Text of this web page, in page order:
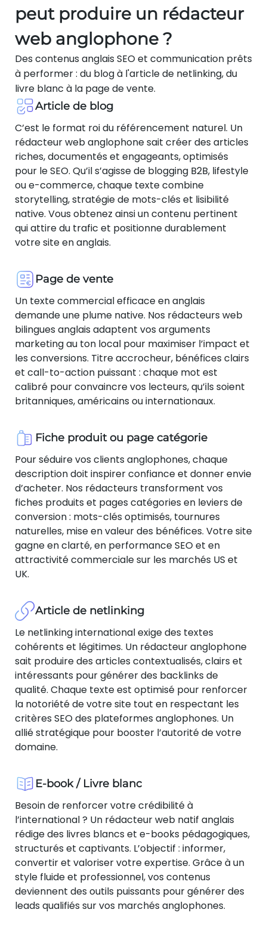
peut produire un rédacteur
web anglophone ?
Des contenus anglais SEO et communication prêts
à performer : du blog à l'article de netlinking, du
livre blanc à la page de vente.
Article de blog
C’est le format roi du référencement naturel. Un
rédacteur web anglophone sait créer des articles
riches, documentés et engageants, optimisés
pour le SEO. Qu’il s’agisse de blogging B2B, lifestyle
ou e-commerce, chaque texte combine
storytelling, stratégie de mots-clés et lisibilité
native. Vous obtenez ainsi un contenu pertinent
qui attire du trafic et positionne durablement
votre site en anglais.
Page de vente
Un texte commercial efficace en anglais
demande une plume native. Nos rédacteurs web
bilingues anglais adaptent vos arguments
marketing au ton local pour maximiser l’impact et
les conversions. Titre accrocheur, bénéfices clairs
et call-to-action puissant : chaque mot est
calibré pour convaincre vos lecteurs, qu’ils soient
britanniques, américains ou internationaux.
Fiche produit ou page catégorie
Pour séduire vos clients anglophones, chaque
description doit inspirer confiance et donner envie
d’acheter. Nos rédacteurs transforment vos
fiches produits et pages catégories en leviers de
conversion : mots-clés optimisés, tournures
naturelles, mise en valeur des bénéfices. Votre site
gagne en clarté, en performance SEO et en
attractivité commerciale sur les marchés US et
UK.
Article de netlinking
Le netlinking international exige des textes
cohérents et légitimes. Un rédacteur anglophone
sait produire des articles contextualisés, clairs et
intéressants pour générer des backlinks de
qualité. Chaque texte est optimisé pour renforcer
la notoriété de votre site tout en respectant les
critères SEO des plateformes anglophones. Un
allié stratégique pour booster l’autorité de votre
domaine.
E-book / Livre blanc
Besoin de renforcer votre crédibilité à
l’international ? Un rédacteur web natif anglais
rédige des livres blancs et e-books pédagogiques,
structurés et captivants. L’objectif : informer,
convertir et valoriser votre expertise. Grâce à un
style fluide et professionnel, vos contenus
deviennent des outils puissants pour générer des
leads qualifiés sur vos marchés anglophones.